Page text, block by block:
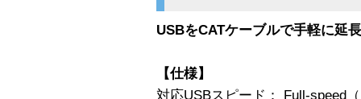
USBをCATケーブルで手軽に延
【仕様】
対応USBスピード： Full-speed